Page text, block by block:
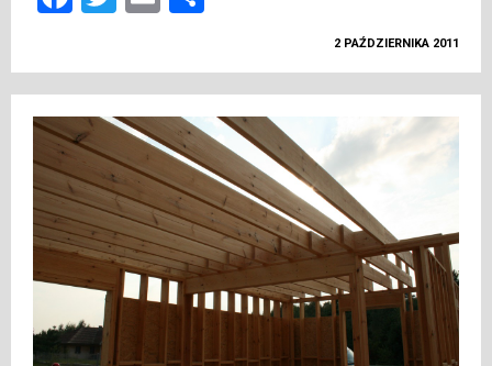
2 PAŹDZIERNIKA 2011